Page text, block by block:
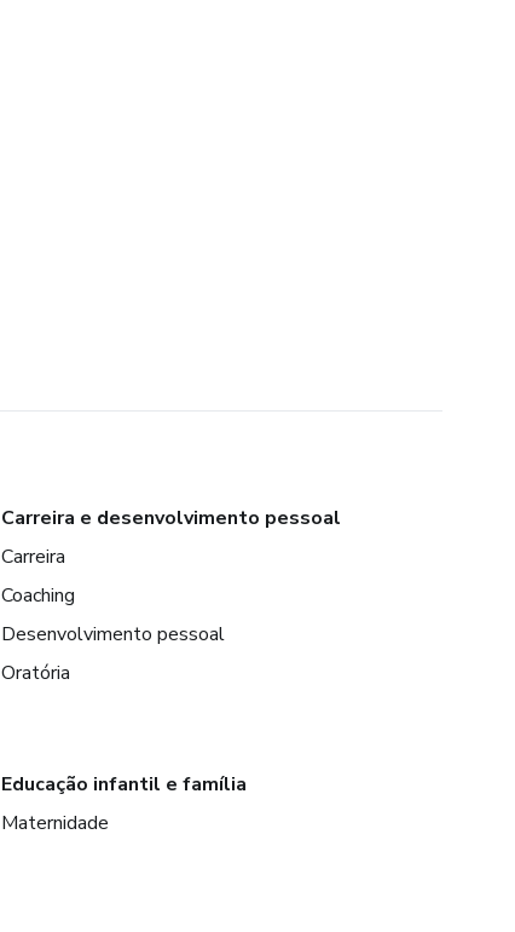
Carreira e desenvolvimento pessoal
Carreira
Coaching
Desenvolvimento pessoal
Oratória
Educação infantil e família
Maternidade